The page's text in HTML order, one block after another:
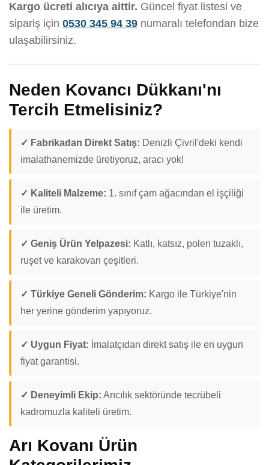
Kargo ücreti alıcıya aittir. Güncel fiyat listesi ve
sipariş için 0530 345 94 39 numaralı telefondan bize
ulaşabilirsiniz.
Neden Kovancı Dükkanı'nı
Tercih Etmelisiniz?
✓ Fabrikadan Direkt Satış: Denizli Çivril'deki kendi
imalathanemizde üretiyoruz, aracı yok!
✓ Kaliteli Malzeme: 1. sınıf çam ağacından el işçiliği
ile üretim.
✓ Geniş Ürün Yelpazesi: Katlı, katsız, polen tuzaklı,
ruşet ve karakovan çeşitleri.
✓ Türkiye Geneli Gönderim: Kargo ile Türkiye'nin
her yerine gönderim yapıyoruz.
✓ Uygun Fiyat: İmalatçıdan direkt satış ile en uygun
fiyat garantisi.
✓ Deneyimli Ekip: Arıcılık sektöründe tecrübeli
kadromuzla kaliteli üretim.
Arı Kovanı Ürün